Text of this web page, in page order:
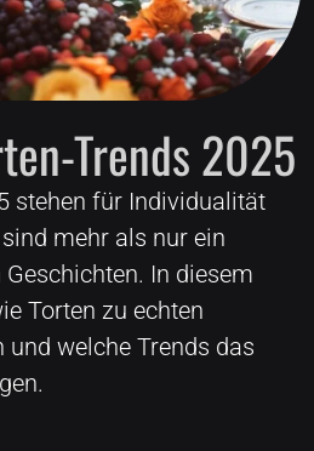
Trends 2025
stehen für Individualität
mehr als nur ein
In diesem
Torten zu echten
und welche Trends das